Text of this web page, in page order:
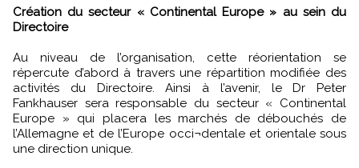
Création du secteur « Continental Europe » au sein du
Directoire
Au niveau de l’organisation, cette réorientation se
répercute d’abord à travers une répartition modifiée des
activités du Directoire. Ainsi à l’avenir, le Dr Peter
Fankhauser sera responsable du secteur « Continental
Europe » qui placera les marchés de débouchés de
l’Allemagne et de l’Europe occi¬dentale et orientale sous
une direction unique.